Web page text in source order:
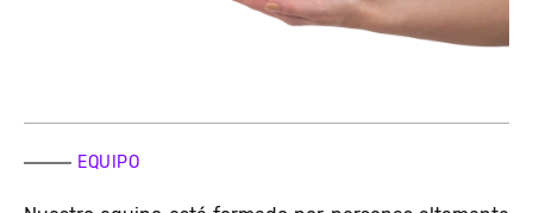
EQUIPO